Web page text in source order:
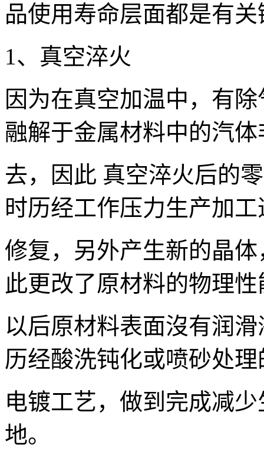
品使用寿命层面都是有
1、真空淬火
因为在真空加温中，有
融解于金属材料中的汽
去，因此 真空淬火后的
时历经工作压力生产加
修复，另外产生新的晶
此更改了原材料的物理
以后原材料表面沒有润
历经酸洗钝化或喷砂处
电镀工艺，做到完成减
地。